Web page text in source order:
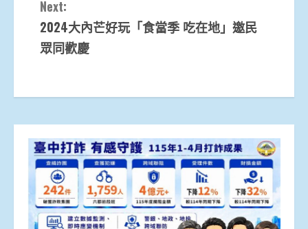
Next:
2024大內芒好玩「食當季 吃在地」邀民
眾同歡慶